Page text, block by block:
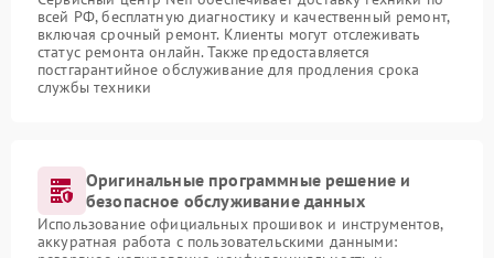
всей РФ, бесплатную диагностику и качественный ремонт,
включая срочный ремонт. Клиенты могут отслеживать
статус ремонта онлайн. Также предоставляется
постгарантийное обслуживание для продления срока
службы техники
Оригинальные программные решение и
безопасное обслуживание данных
Использование официальных прошивок и инструментов,
аккуратная работа с пользовательскими данными: